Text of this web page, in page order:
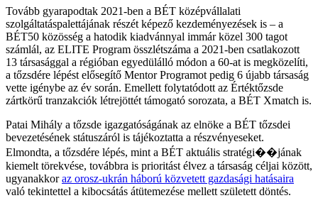
Tovább gyarapodtak 2021-ben a BÉT középvállalati
szolgáltatáspalettájának részét képező kezdeményezések is – a
BÉT50 közösség a hatodik kiadvánnyal immár közel 300 tagot
számlál, az ELITE Program összlétszáma a 2021-ben csatlakozott
13 társasággal a régióban egyedülálló módon a 60-at is megközelíti,
a tőzsdére lépést elősegítő Mentor Programot pedig 6 újabb társaság
vette igénybe az év során. Emellett folytatódott az Értéktőzsde
zártkörű tranzakciók létrejöttét támogató sorozata, a BÉT Xmatch is.
Patai Mihály a tőzsde igazgatóságának az elnöke a BÉT tőzsdei
bevezetésének státuszáról is tájékoztatta a részvényeseket.
Elmondta, a tőzsdére lépés, mint a BÉT aktuális stratégi��jának
kiemelt törekvése, továbbra is prioritást élvez a társaság céljai között,
ugyanakkoraz orosz-ukrán háború közvetett gazdasági hatásaira
való tekintettel a kibocsátás átütemezése mellett született döntés.